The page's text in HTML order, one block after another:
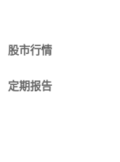
股市行情
定期报告